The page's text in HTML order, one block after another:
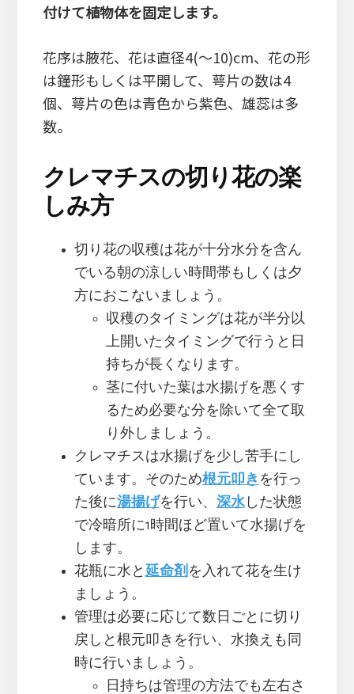
付けて植物体を固定します。
花序は腋花、花は直径4(～10)cm、花の形
は鐘形もしくは平開して、萼片の数は4
個、萼片の色は青色から紫色、雄蕊は多
数。
クレマチスの切り花の楽
しみ方
切り花の収穫は花が十分水分を含ん
でいる朝の涼しい時間帯もしくは夕
方におこないましょう。
収穫のタイミングは花が半分以
上開いたタイミングで行うと日
持ちが長くなります。
茎に付いた葉は水揚げを悪くす
るため必要な分を除いて全て取
り外しましょう。
クレマチスは水揚げを少し苦手にし
ています。そのため根元叩き を行っ
た後に湯揚げを行い、 深水した状態
で冷暗所に1時間ほど置いて水揚げを
します。
花瓶に水と 延命剤 を入れて花を生け
ましょう。
管理は必要に応じて数日ごとに切り
戻しと根元叩きを行い、水換えも同
時に行いましょう。
日持ちは管理の方法でも左右さ